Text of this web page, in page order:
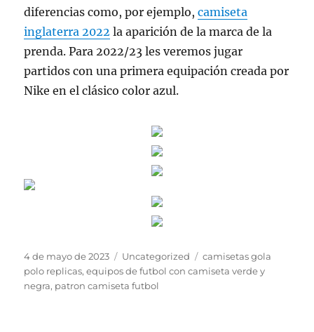
diferencias como, por ejemplo,camiseta
inglaterra 2022 la aparición de la marca de la
prenda. Para 2022/23 les veremos jugar
partidos con una primera equipación creada por
Nike en el clásico color azul.
Publicado
el
4 de mayo de 2023 Categorías
Uncategorized Etiquetas
camisetas gola
polo replicas,equipos de futbol con camiseta verde y
negra, patron camiseta futbol